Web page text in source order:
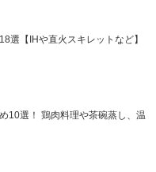
選【IHや直火スキレットなど】
10選！ 鶏肉料理や茶碗蒸し、温